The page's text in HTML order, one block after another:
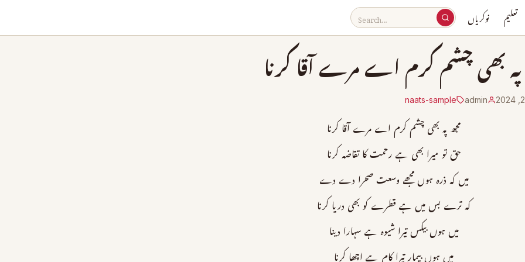
تعلیم نوکریاں
پہ بھی چشم کرم اے مرے آقا کرنا
admin
naats-sample
مجھ پہ بھی چشم کرم اے مرے آقا کرنا
حق تو میرا بھی ہے رحمت کا تقاضہ کرنا
میں کہ ذرہ ہوں مجھے وسعت صحرا دے دے
کہ ترے بس میں ہے قطرے کو بھی دریا کرنا
میں ہوں بیکس تیرا شیوہ ہے سہارا دینا
میں ہوں بیمار تیرا کام ہے اچھا کرنا